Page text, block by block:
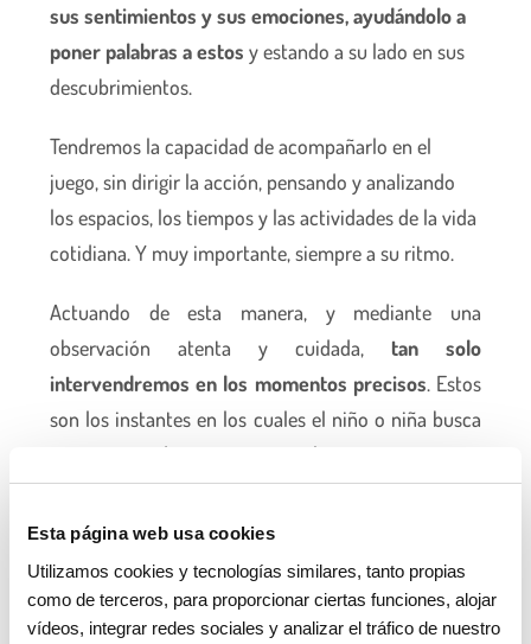
Esta página web usa cookies
Utilizamos cookies y tecnologías similares, tanto propias
como de terceros, para proporcionar ciertas funciones, alojar
vídeos, integrar redes sociales y analizar el tráfico de nuestro
sus sentimientos y sus emociones, ayudándolo a
poner palabras a estos y estando a su lado en sus
descubrimientos.
Tendremos la capacidad de acompañarlo en el
juego, sin dirigir la acción, pensando y analizando
los espacios, los tiempos y las actividades de la vida
cotidiana. Y muy importante, siempre a su ritmo.
Actuando de esta manera, y mediante una
observación atenta y cuidada, tan solo
intervendremos en los momentos precisos. Estos
son los instantes en los cuales el niño o niña busca
nuestra mirada o necesita resolver una situación o
necesidad.
Asífavoreceremos sus capacidades innatas de
exploración y descubrimiento. Hacer que se sienta
seguro, gracias a una relación de calidad y confianza